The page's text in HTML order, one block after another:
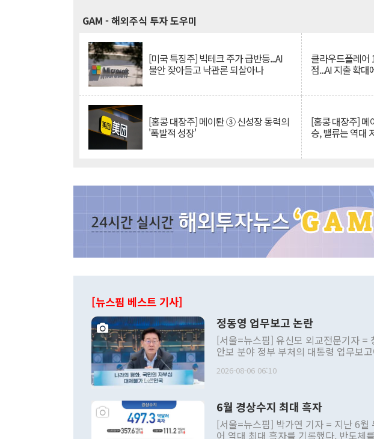
GAM - 해외주식 투자 도우미
[미국 특징주] 빅테크 주가 급반등...AI
불안 잦아들고 낙관론 되살아나
클라우드플레어
점...AI 지출 확대
[홍콩 대장주] 메이퇀 ③ 신성장 동력의
'폭발적 성장'
[홍콩 대장주]
승, 밸류는 역대
[뉴스핌 베스트 기사]
정동영 업무보고 논란
[서울=뉴스핌] 유신모 외교전문기자 =
안보 분야 정부 부처의 대통령 업무보
발언 중에는 정부 내 조율을 거치지 않
주의적 희망에 근거한 비현실적 구상'
관의 대북 정책 관련 발언이 물의를 빚
관 부처 장관이 공개적으로 부정적 입
2026-08-06 06:10
6월 경상수지 최대 흑자
[서울=뉴스핌] 박가연 기자 = 지난 6월
어 역대 최대 흑자를 기록했다. 반도체